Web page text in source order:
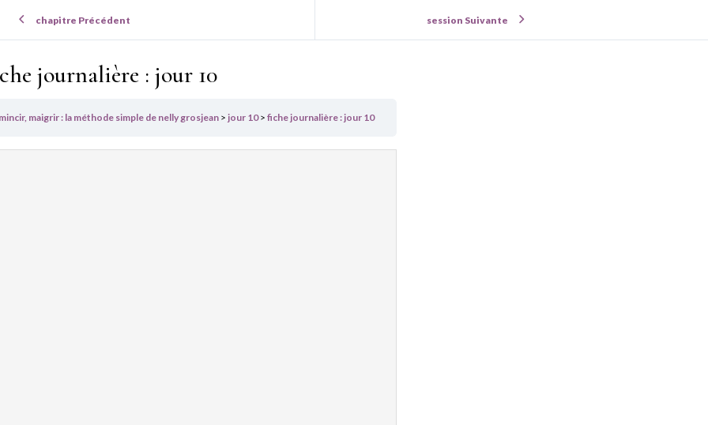
chapitre Précédent session Suivante
journalière : jour 10
mincir, maigrir : la méthode simple de nelly grosjean jour 10 fiche journalière : jour 10